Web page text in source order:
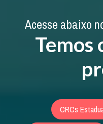
Acesse abaixo
Temos
CRCs